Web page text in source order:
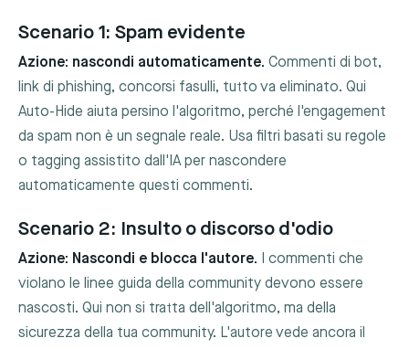
Scenario 1: Spam evidente
Azione: nascondi automaticamente. Commenti di bot,
link di phishing, concorsi fasulli, tutto va eliminato. Qui
Auto-Hide aiuta persino l'algoritmo, perché l'engagement
da spam non è un segnale reale. Usa filtri basati su regole
o tagging assistito dall'IA per nascondere
automaticamente questi commenti.
Scenario 2: Insulto o discorso d'odio
Azione: Nascondi e blocca l'autore. I commenti che
violano le linee guida della community devono essere
nascosti. Qui non si tratta dell'algoritmo, ma della
sicurezza della tua community. L'autore vede ancora il